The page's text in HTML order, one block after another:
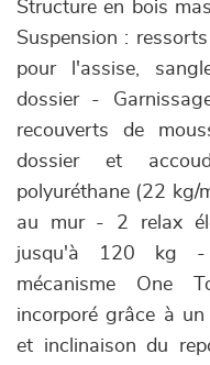
Structure en bois
Suspension :
pour l'assise,
dossier -
recouverts de
dossier et
polyuréthane (22 kg/
au mur - 2 relax
jusqu'à 120 kg -
mécanisme One
incorporé grâce à
et inclinaison du